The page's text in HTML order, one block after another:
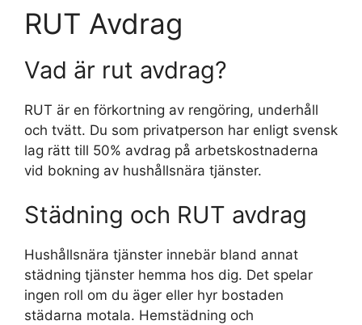
RUT Avdrag
Vad är rut avdrag?
RUT är en förkortning av rengöring, underhåll
och tvätt. Du som privatperson har enligt svensk
lag rätt till 50% avdrag på arbetskostnaderna
vid bokning av hushållsnära tjänster.
Städning och RUT avdrag
Hushållsnära tjänster innebär bland annat
städning tjänster hemma hos dig. Det spelar
ingen roll om du äger eller hyr bostaden
städarna motala. Hemstädning och